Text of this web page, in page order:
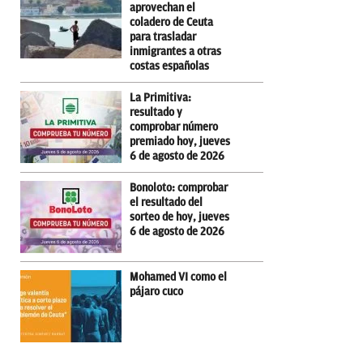
aprovechan el
coladero de Ceuta
para trasladar
inmigrantes a otras
costas españolas
La Primitiva:
resultado y
comprobar número
premiado hoy, jueves
6 de agosto de 2026
Bonoloto: comprobar
el resultado del
sorteo de hoy, jueves
6 de agosto de 2026
Mohamed VI como el
pájaro cuco